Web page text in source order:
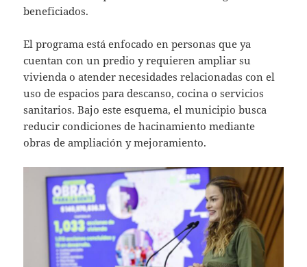
beneficiados.
El programa está enfocado en personas que ya
cuentan con un predio y requieren ampliar su
vivienda o atender necesidades relacionadas con el
uso de espacios para descanso, cocina o servicios
sanitarios. Bajo este esquema, el municipio busca
reducir condiciones de hacinamiento mediante
obras de ampliación y mejoramiento.